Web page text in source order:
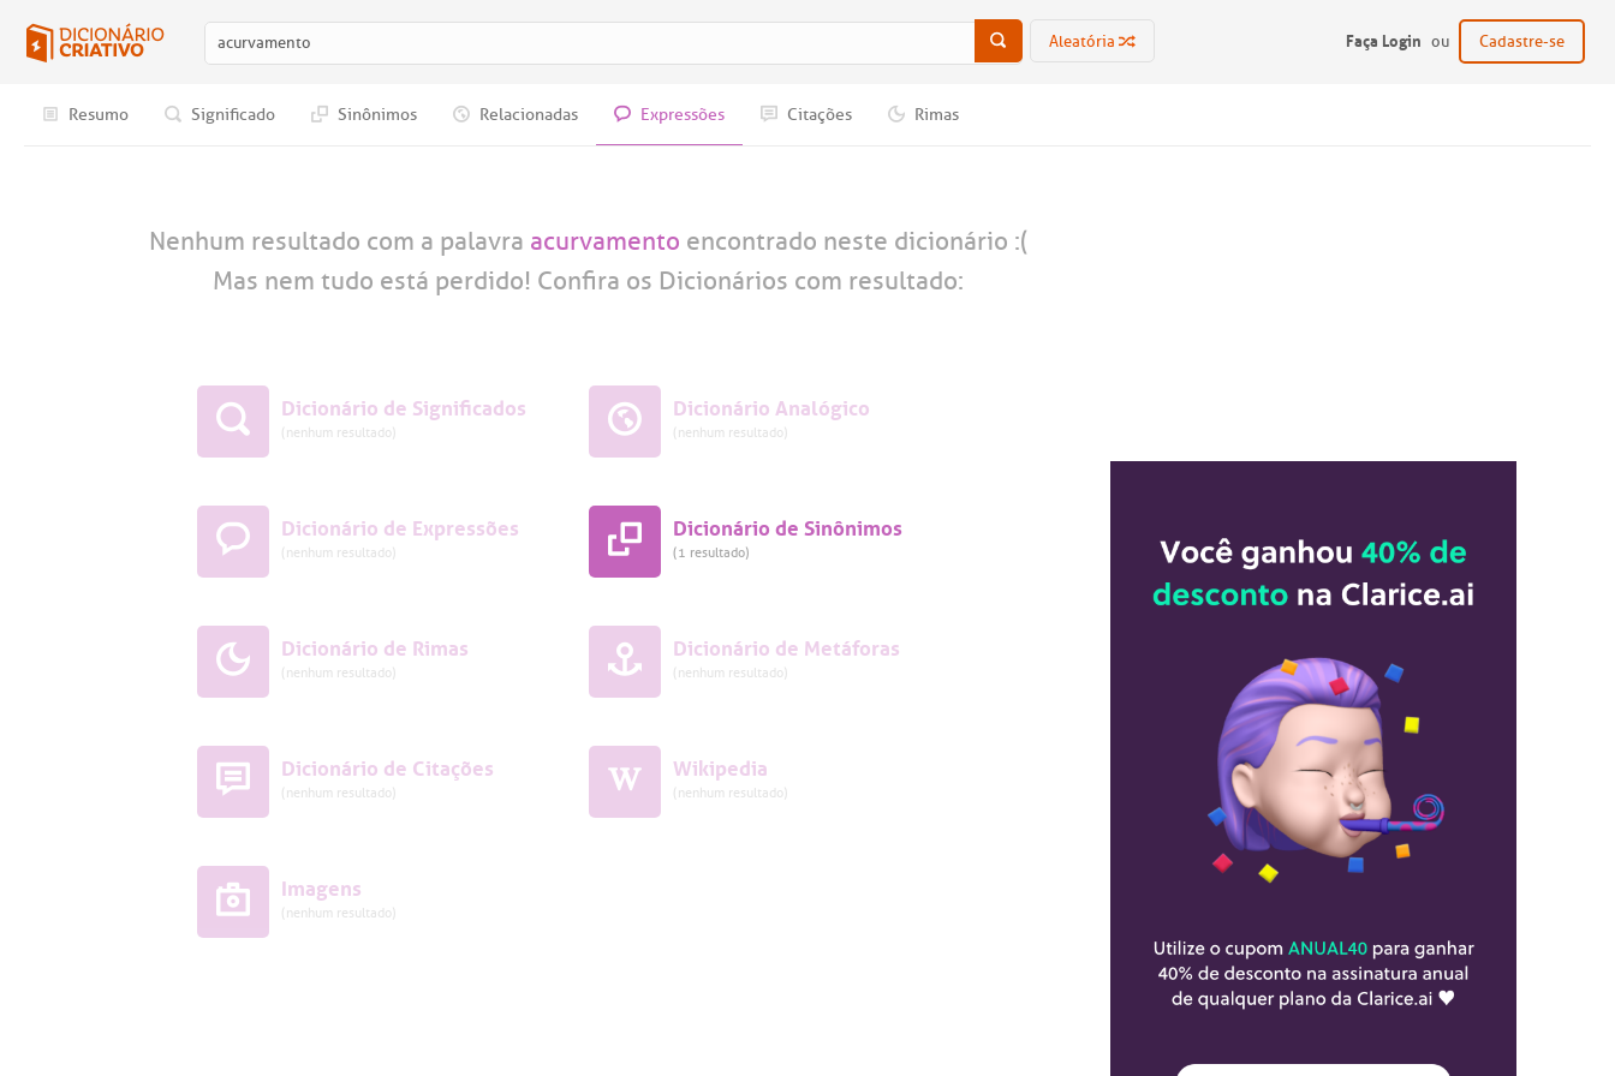
Aleatória Faça Login ou Cadastre-se
Resumo Significado Sinônimos Relacionadas Expressões Citações Rimas
Nenhum resultado com a palavra acurvamento encontrado neste dicionário :(
Mas nem tudo está perdido! Confira os Dicionários com resultado:
Dicionário de Significados
(nenhum resultado)
Dicionário Analógico
(nenhum resultado)
Dicionário de Expressões
(nenhum resultado)
Dicionário de Sinônimos
(1 resultado)
Dicionário de Rimas
(nenhum resultado)
Dicionário de Metáforas
(nenhum resultado)
Dicionário de Citações
(nenhum resultado)
Wikipedia
(nenhum resultado)
Imagens
(nenhum resultado)